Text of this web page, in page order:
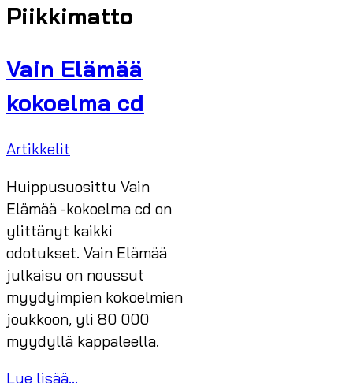
Piikkimatto
Vain Elämää
kokoelma cd
Artikkelit
Huippusuosittu Vain
Elämää -kokoelma cd on
ylittänyt kaikki
odotukset. Vain Elämää
julkaisu on noussut
myydyimpien kokoelmien
joukkoon, yli 80 000
myydyllä kappaleella.
Lue lisää...